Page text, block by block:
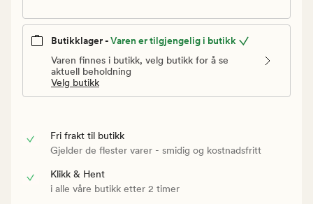
Butikklager -Varen er tilgjengelig i butikk
Varen finnes i butikk, velg butikk for å se
aktuell beholdning
Velg butikk
Fri frakt til butikk
Gjelder de flester varer - smidig og kostnadsfritt
Klikk & Hent
i alle våre butikk etter 2 timer